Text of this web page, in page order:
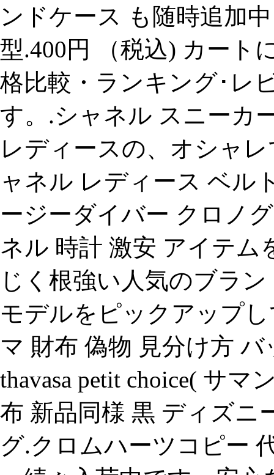
ンドケース も随時追加
型.400円 （税込) カート
格比較・ランキング･レ
す。.シャネル スニーカ
レディースの、オシャ
ャネル レディース ベル
ージーダイバー クロノ
ネル 時計 激安 アイテム
じく根強い人気のブラ
モデルをピックアップ
マ 財布 偽物 見分け方 バ
thavasa petit choice( サ
布 新品同様 黒 ディズニ
グ.クロムハーツコピー